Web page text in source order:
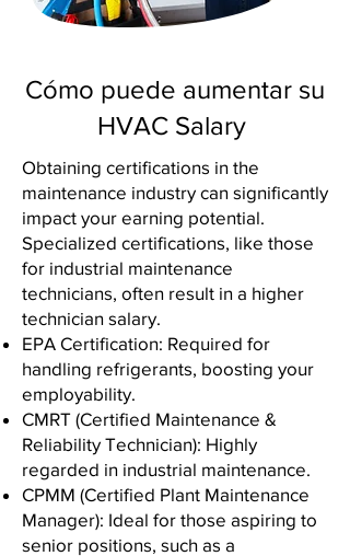
Cómo puede aumentar su
HVAC Salary
Obtaining certifications in the
maintenance industry can significantly
impact your earning potential.
Specialized certifications, like those
for industrial maintenance
technicians, often result in a higher
technician salary.
EPA Certification: Required for
handling refrigerants, boosting your
employability.
CMRT (Certified Maintenance &
Reliability Technician): Highly
regarded in industrial maintenance.
CPMM (Certified Plant Maintenance
Manager): Ideal for those aspiring to
senior positions, such as a